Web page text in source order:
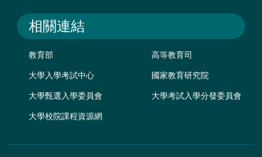
相關連結
教育部 高等教育司
大學入學考試中心 國家教育研究院
大學甄選入學委員會 大學考試入學分發委員會
大學校院課程資源網